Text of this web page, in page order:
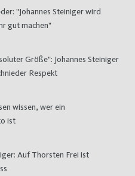
"Johannes Steiniger wird
gut machen"
Größe": Johannes Steiniger
Respekt
wissen, wer ein
ist
Auf Thorsten Frei ist